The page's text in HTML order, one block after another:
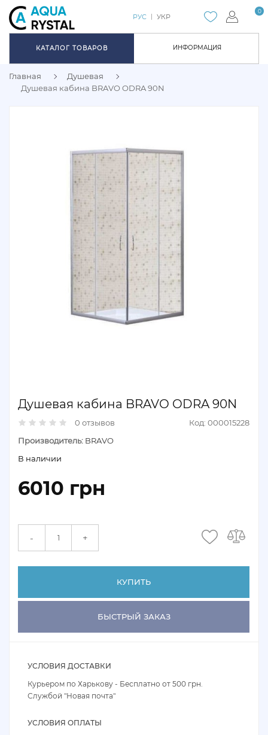
ИНФОРМАЦИЯ
0
РУС УКР
КАТАЛОГ ТОВАРОВ
Главная
Душевая
Душевая кабина BRAVO ODRA 90N
Душевая кабина BRAVO ODRA 90N
0 отзывов
Код: 000015228
Производитель: BRAVO
В наличии
6010 грн
- +
КУПИТЬ
БЫСТРЫЙ ЗАКАЗ
УСЛОВИЯ ДОСТАВКИ
Курьером по Харькову - Бесплатно от 500 грн.
Службой "Новая почта"
УСЛОВИЯ ОПЛАТЫ